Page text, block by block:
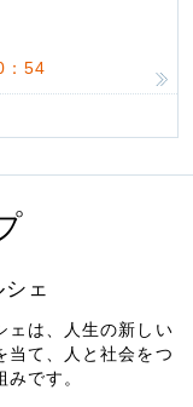
：54
ェ
ェは、人生の新しい
当て、人と社会をつ
みです。